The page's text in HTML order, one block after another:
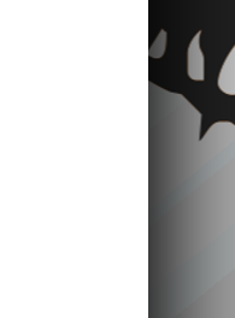
Extremo/Poste